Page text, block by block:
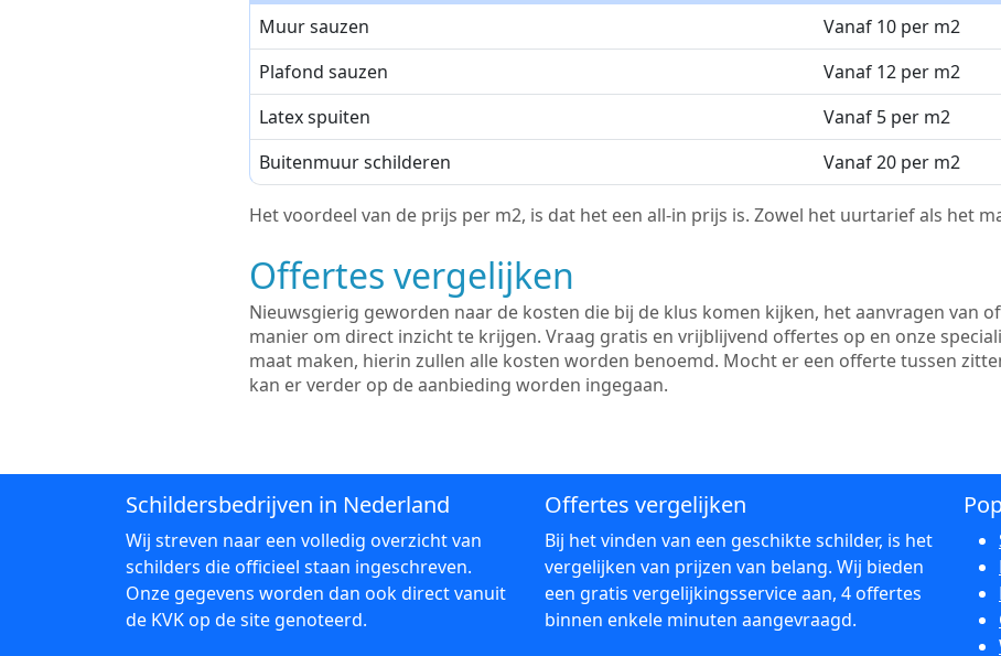
Muur sauzen
Vanaf 10 per m2
Plafond sauzen
Vanaf 12 per m2
Latex spuiten
Vanaf 5 per m2
Buitenmuur schilderen
Vanaf 20 per m2
Het voordeel van de prijs per m2, is dat het een all-in prijs is. Zowel het uurtarief als het
Offertes vergelijken
Nieuwsgierig geworden naar de kosten die bij de klus komen kijken, het aanvragen van
manier om direct inzicht te krijgen. Vraag gratis en vrijblijvend offertes op en onze
maat maken, hierin zullen alle kosten worden benoemd. Mocht er een offerte tussen
kan er verder op de aanbieding worden ingegaan.
Schildersbedrijven in Nederland
Wij streven naar een volledig overzicht van
schilders die officieel staan ingeschreven.
Onze gegevens worden dan ook direct vanuit
de KVK op de site genoteerd.
Offertes vergelijken
Bij het vinden van een geschikte schilder, is het
vergelijken van prijzen van belang. Wij bieden
een gratis vergelijkingsservice aan, 4 offertes
binnen enkele minuten aangevraagd.